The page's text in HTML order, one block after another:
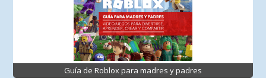
Guía de Roblox para madres y padres